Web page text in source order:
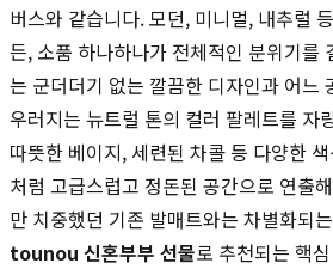
버스와 같습니다. 모던, 미니멀, 내추럴
든, 소품 하나하나가 전체적인 분위기를
는 군더더기 없는 깔끔한 디자인과 어느
우러지는 뉴트럴 톤의 컬러 팔레트를 자
따뜻한 베이지, 세련된 차콜 등 다양한
처럼 고급스럽고 정돈된 공간으로 연출
만 치중했던 기존 발매트와는 차별화되
tounou 신혼부부 선물로 추천되는 핵